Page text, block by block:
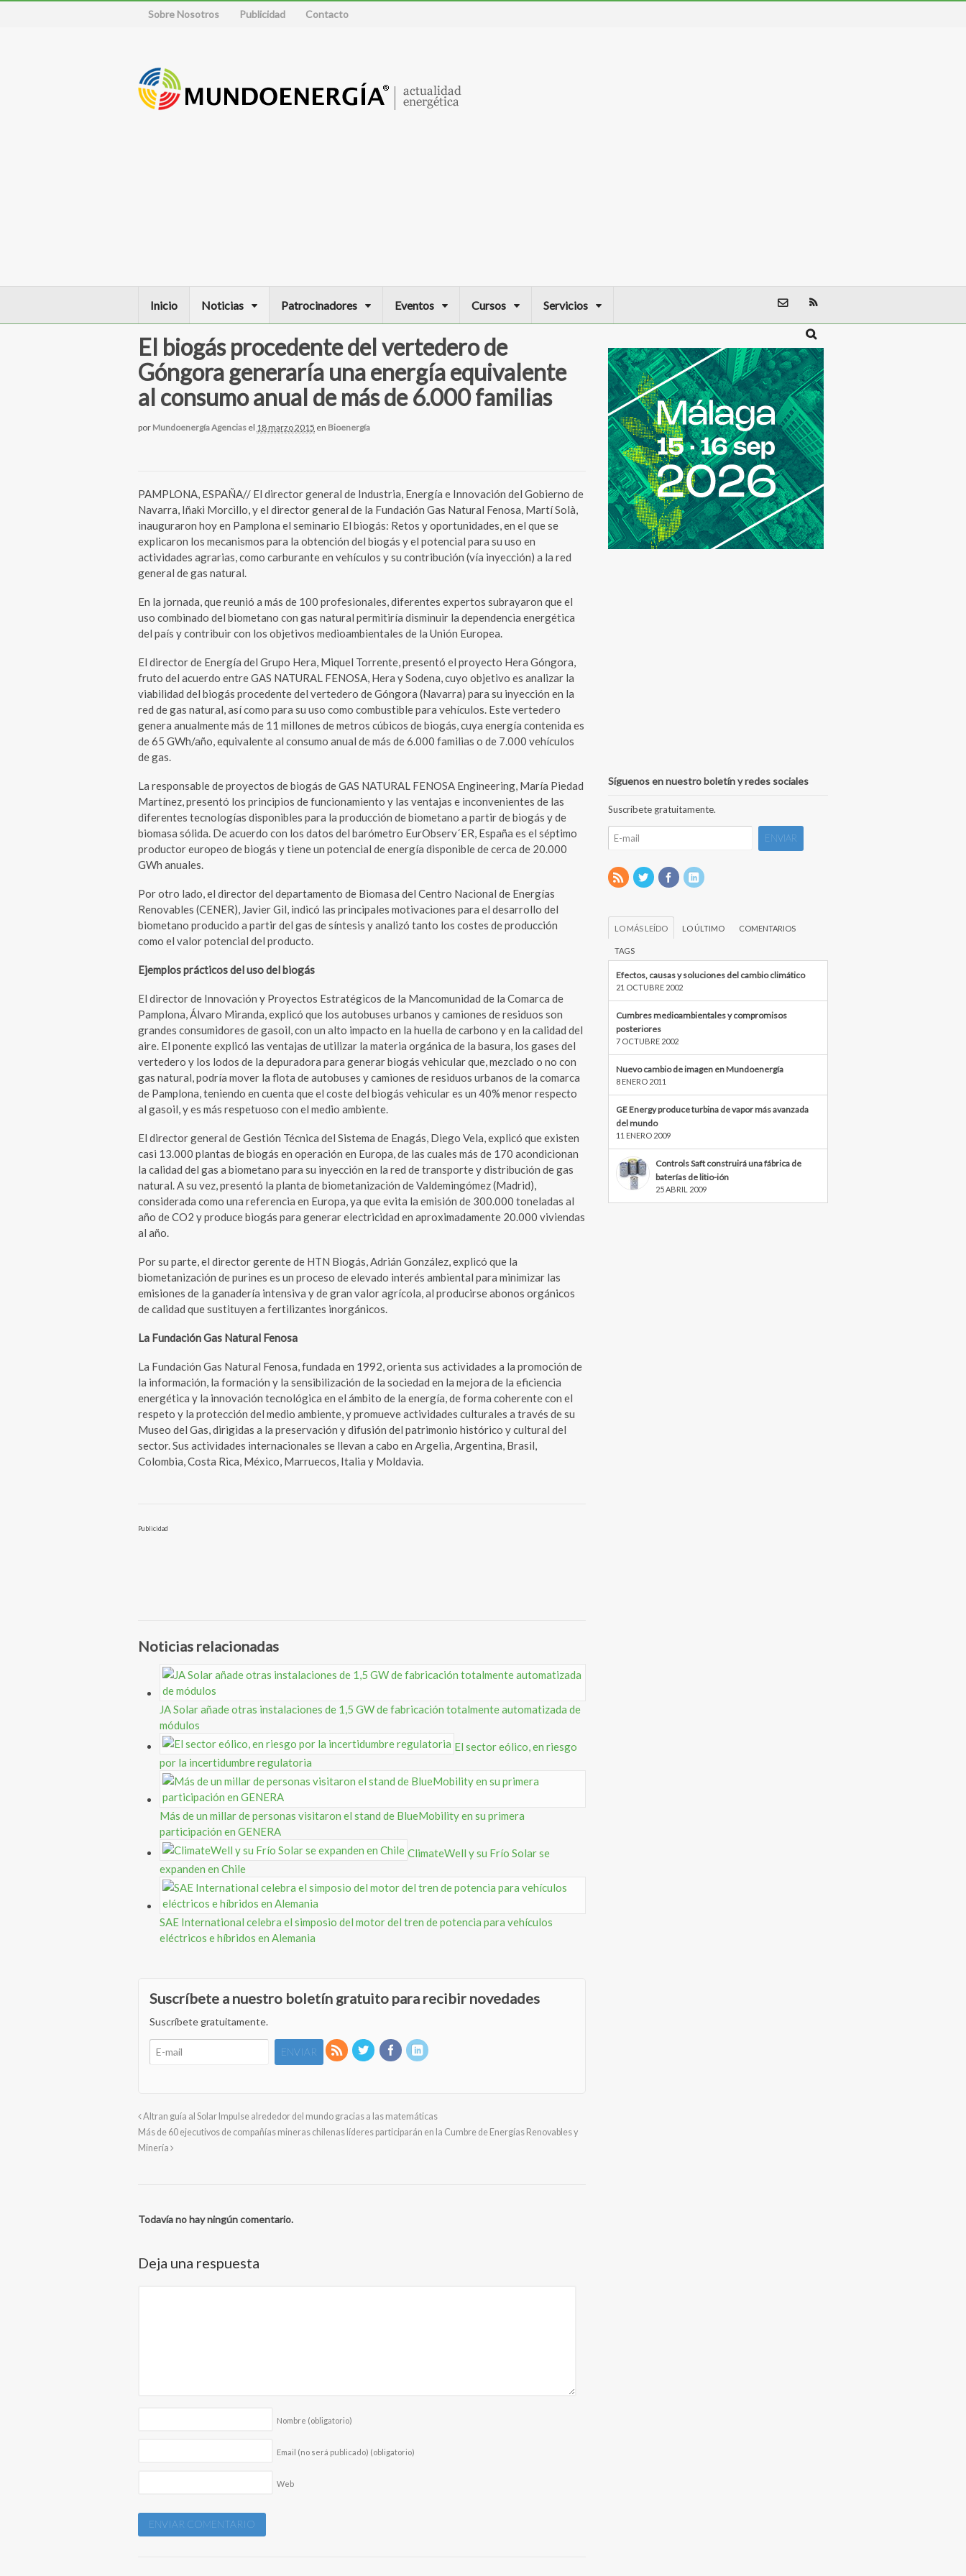
Sobre Nosotros Publicidad Contacto
Inicio Noticias Patrocinadores Eventos Cursos Servicios
El biogás procedente del vertedero de
Góngora generaría una energía equivalente
al consumo anual de más de 6.000 familias
por Mundoenergía Agencias el 18 marzo 2015 en Bioenergía
PAMPLONA, ESPAÑA// El director general de Industria, Energía e Innovación del Gobierno de
Navarra, Iñaki Morcillo, y el director general de la Fundación Gas Natural Fenosa, Martí Solà,
inauguraron hoy en Pamplona el seminario El biogás: Retos y oportunidades, en el que se
explicaron los mecanismos para la obtención del biogás y el potencial para su uso en
actividades agrarias, como carburante en vehículos y su contribución (vía inyección) a la red
general de gas natural.
En la jornada, que reunió a más de 100 profesionales, diferentes expertos subrayaron que el
uso combinado del biometano con gas natural permitiría disminuir la dependencia energética
del país y contribuir con los objetivos medioambientales de la Unión Europea.
El director de Energía del Grupo Hera, Miquel Torrente, presentó el proyecto Hera Góngora,
fruto del acuerdo entre GAS NATURAL FENOSA, Hera y Sodena, cuyo objetivo es analizar la
viabilidad del biogás procedente del vertedero de Góngora (Navarra) para su inyección en la
red de gas natural, así como para su uso como combustible para vehículos. Este vertedero
genera anualmente más de 11 millones de metros cúbicos de biogás, cuya energía contenida es
de 65 GWh/año, equivalente al consumo anual de más de 6.000 familias o de 7.000 vehículos
de gas.
La responsable de proyectos de biogás de GAS NATURAL FENOSA Engineering, María Piedad
Martínez, presentó los principios de funcionamiento y las ventajas e inconvenientes de las
diferentes tecnologías disponibles para la producción de biometano a partir de biogás y de
biomasa sólida. De acuerdo con los datos del barómetro EurObserv´ER, España es el séptimo
productor europeo de biogás y tiene un potencial de energía disponible de cerca de 20.000
GWh anuales.
Por otro lado, el director del departamento de Biomasa del Centro Nacional de Energías
Renovables (CENER), Javier Gil, indicó las principales motivaciones para el desarrollo del
biometano producido a partir del gas de síntesis y analizó tanto los costes de producción
como el valor potencial del producto.
Ejemplos prácticos del uso del biogás
El director de Innovación y Proyectos Estratégicos de la Mancomunidad de la Comarca de
Pamplona, Álvaro Miranda, explicó que los autobuses urbanos y camiones de residuos son
grandes consumidores de gasoil, con un alto impacto en la huella de carbono y en la calidad del
aire. El ponente explicó las ventajas de utilizar la materia orgánica de la basura, los gases del
vertedero y los lodos de la depuradora para generar biogás vehicular que, mezclado o no con
gas natural, podría mover la flota de autobuses y camiones de residuos urbanos de la comarca
de Pamplona, teniendo en cuenta que el coste del biogás vehicular es un 40% menor respecto
al gasoil, y es más respetuoso con el medio ambiente.
El director general de Gestión Técnica del Sistema de Enagás, Diego Vela, explicó que existen
casi 13.000 plantas de biogás en operación en Europa, de las cuales más de 170 acondicionan
la calidad del gas a biometano para su inyección en la red de transporte y distribución de gas
natural. A su vez, presentó la planta de biometanización de Valdemingómez (Madrid),
considerada como una referencia en Europa, ya que evita la emisión de 300.000 toneladas al
año de CO2 y produce biogás para generar electricidad en aproximadamente 20.000 viviendas
al año.
Por su parte, el director gerente de HTN Biogás, Adrián González, explicó que la
biometanización de purines es un proceso de elevado interés ambiental para minimizar las
emisiones de la ganadería intensiva y de gran valor agrícola, al producirse abonos orgánicos
de calidad que sustituyen a fertilizantes inorgánicos.
La Fundación Gas Natural Fenosa
La Fundación Gas Natural Fenosa, fundada en 1992, orienta sus actividades a la promoción de
la información, la formación y la sensibilización de la sociedad en la mejora de la eficiencia
energética y la innovación tecnológica en el ámbito de la energía, de forma coherente con el
respeto y la protección del medio ambiente, y promueve actividades culturales a través de su
Museo del Gas, dirigidas a la preservación y difusión del patrimonio histórico y cultural del
sector. Sus actividades internacionales se llevan a cabo en Argelia, Argentina, Brasil,
Colombia, Costa Rica, México, Marruecos, Italia y Moldavia.
Publicidad
Noticias relacionadas
JA Solar añade otras instalaciones de 1,5 GW de fabricación totalmente automatizada de
módulos
El sector eólico, en riesgo
por la incertidumbre regulatoria
Más de un millar de personas visitaron el stand de BlueMobility en su primera
participación en GENERA
ClimateWell y su Frío Solar se
expanden en Chile
SAE International celebra el simposio del motor del tren de potencia para vehículos
eléctricos e híbridos en Alemania
Suscríbete a nuestro boletín gratuito para recibir novedades
Suscríbete gratuitamente.
Altran guía al Solar Impulse alrededor del mundo gracias a las matemáticas
Más de 60 ejecutivos de compañías mineras chilenas líderes participarán en la Cumbre de Energías Renovables y
Minería
Todavía no hay ningún comentario.
Deja una respuesta
Nombre (obligatorio)
Email (no será publicado) (obligatorio)
Web
Síguenos en nuestro boletín y redes sociales
Suscríbete gratuitamente.
LO MÁS LEÍDO LO ÚLTIMO COMENTARIOS
TAGS
Efectos, causas y soluciones del cambio climático
21 OCTUBRE 2002
Cumbres medioambientales y compromisos
posteriores
7 OCTUBRE 2002
Nuevo cambio de imagen en Mundoenergía
8 ENERO 2011
GE Energy produce turbina de vapor más avanzada
del mundo
11 ENERO 2009
Controls Saft construirá una fábrica de
baterías de litio-ión
25 ABRIL 2009